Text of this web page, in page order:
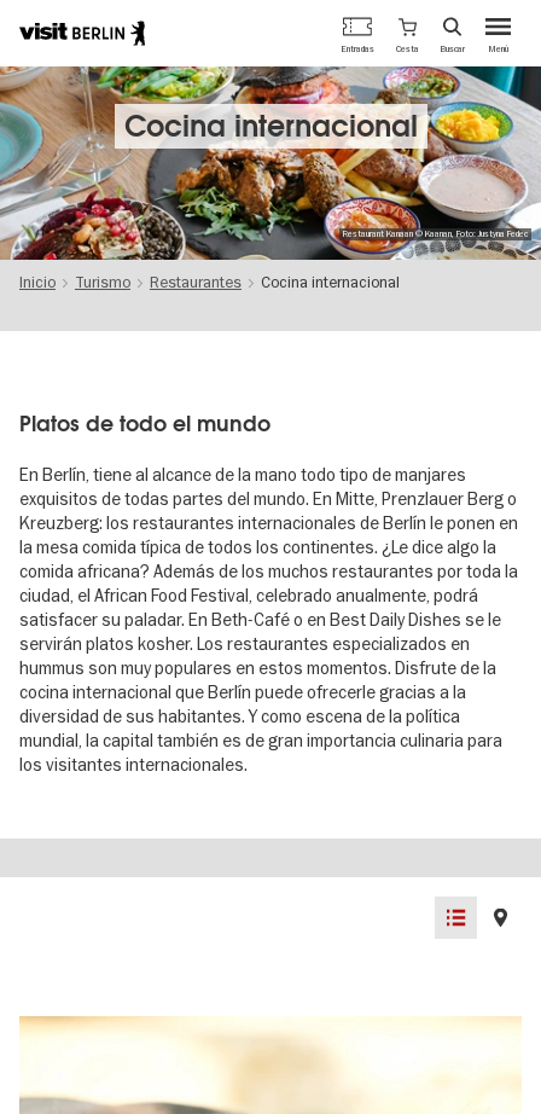
Pasar
al
contenido
principal
Portal
oficial
de
turismo
de
Berlín
Menú
Entradas Cesta Buscar
Cocina internacional
Restaurant Kanaan © Kaanan, Foto: Justyna Fedec
Inicio Turismo Restaurantes Cocina internacional
Platos de todo el mundo
En Berlín, tiene al alcance de la mano todo tipo de manjares
exquisitos de todas partes del mundo. En Mitte, Prenzlauer Berg o
Kreuzberg: los restaurantes internacionales de Berlín le ponen en
la mesa comida típica de todos los continentes. ¿Le dice algo la
comida africana? Además de los muchos restaurantes por toda la
ciudad, el African Food Festival, celebrado anualmente, podrá
satisfacer su paladar. En Beth-Café o en Best Daily Dishes se le
servirán platos kosher. Los restaurantes especializados en
hummus son muy populares en estos momentos. Disfrute de la
cocina internacional que Berlín puede ofrecerle gracias a la
diversidad de sus habitantes. Y como escena de la política
mundial, la capital también es de gran importancia culinaria para
los visitantes internacionales.
List
view
Map
view